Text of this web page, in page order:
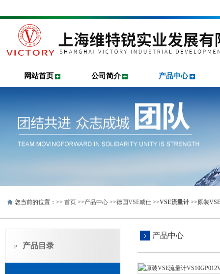
网站首页 公司简介 产品中心
您当前的位置：>> 首页 >>产品中心 >>德国VSE威仕 >>VSE流量计 >>原装
产品目录
产品中心